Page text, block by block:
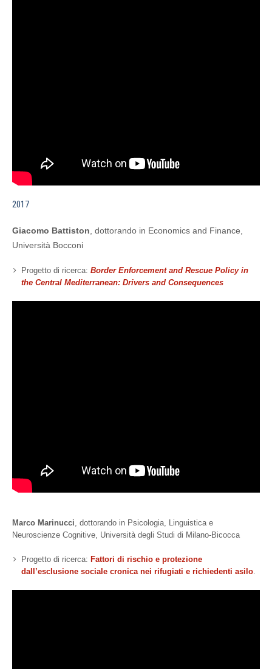
2017
Giacomo Battiston , dottorando in Economics and Finance,
Università Bocconi
Progetto di ricerca:Border Enforcement and Rescue Policy in
the Central Mediterranean: Drivers and Consequences
Marco Marinucci , dottorando in Psicologia, Linguistica e
Neuroscienze Cognitive, Università degli Studi di Milano‐Bicocca
Progetto di ricerca:Fattori di rischio e protezione
dall’esclusione sociale cronica nei rifugiati e richiedenti asilo